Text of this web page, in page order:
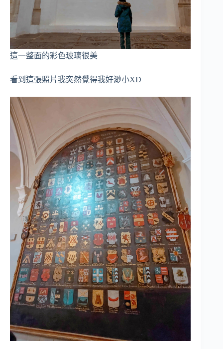
這一整面的彩色玻璃很美
看到這張照片我突然覺得我好渺小XD